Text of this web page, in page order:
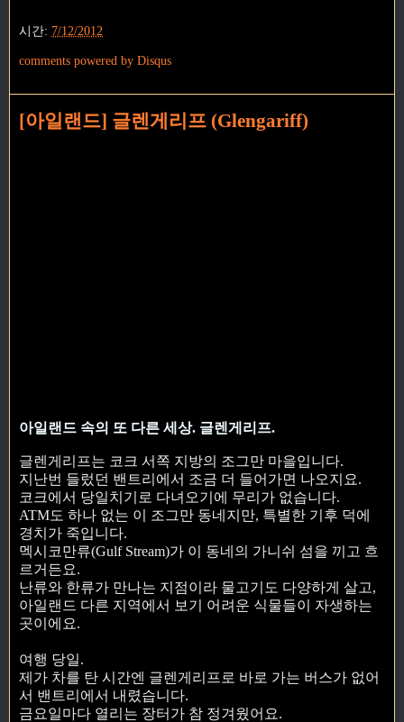
시간: 7/12/2012
comments powered by Disqus
[아일랜드] 글렌게리프 (Glengariff)
아일랜드 속의 또 다른 세상. 글렌게리프.
글렌게리프는 코크 서쪽 지방의 조그만 마을입니다.
지난번 들렀던 밴트리에서 조금 더 들어가면 나오지요.
코크에서 당일치기로 다녀오기에 무리가 없습니다.
ATM도 하나 없는 이 조그만 동네지만, 특별한 기후 덕에
경치가 죽입니다.
멕시코만류(Gulf Stream)가 이 동네의 가니쉬 섬을 끼고 흐
르거든요.
난류와 한류가 만나는 지점이라 물고기도 다양하게 살고,
아일랜드 다른 지역에서 보기 어려운 식물들이 자생하는
곳이에요.
여행 당일.
제가 차를 탄 시간엔 글렌게리프로 바로 가는 버스가 없어
서 밴트리에서 내렸습니다.
금요일마다 열리는 장터가 참 정겨웠어요.